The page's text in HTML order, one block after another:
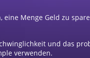
Menge Geld zu
und das
verwenden.